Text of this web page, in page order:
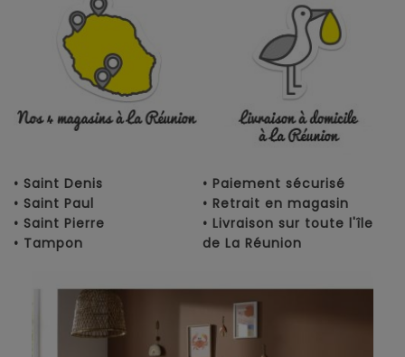
• Saint Denis
• Saint Paul
• Saint Pierre
• Tampon
• Paiement sécurisé
• Retrait en magasin
• Livraison sur toute l'île
de La Réunion